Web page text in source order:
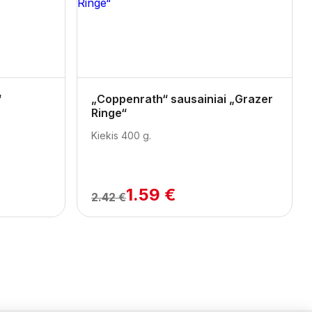
„Coppenrath“ sausainiai „Grazer
Ringe“
Kiekis 400 g.
2.42 €1.59 €